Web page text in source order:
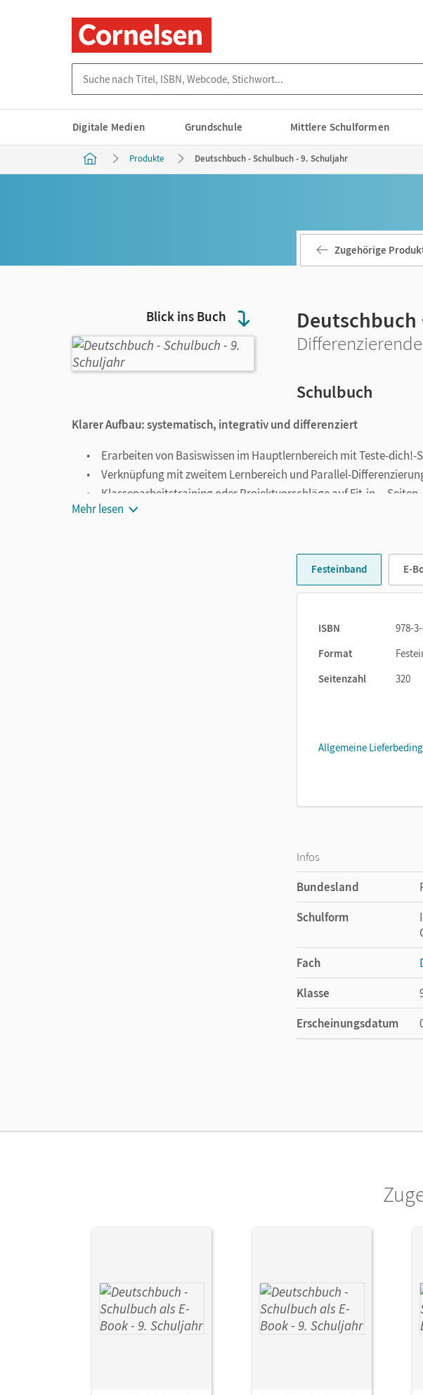
Digitale Medien Grundschule Mittlere Schulformen
Produkte Deutschbuch - Schulbuch - 9. Schuljahr
Blick ins Buch
Zugehörige
Deutschbuch
Schulbuch
Klarer Aufbau: systematisch, integrativ und differenziert
Erarbeiten von Basiswissen im Hauptlernbereich mit Teste-dich!-
Verknüpfung mit zweitem Lernbereich und Parallel-
Klassenarbeitstraining oder Projektvorschläge auf Fit-in...-Seiten
Konsequentes Differenzieren auf unterschiedlichen Niveaus
Lerntransparenz: Advance Organizer, Selbstdiagnose
Mehr lesen
Festeinband E-
ISBN
978-
Format
Seitenzahl
320
Allgemeine
Infos
Bundesland
Schulform
Fach
Klasse
Erscheinungsdatum